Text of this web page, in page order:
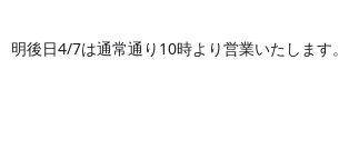
明後日4/7は通常通り10時より営業いたします。